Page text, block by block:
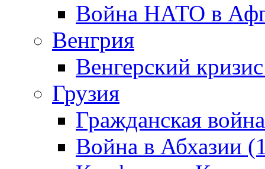
Война НАТО в
Венгрия
Венгерский
Грузия
Гражданская
Война в Абхазии